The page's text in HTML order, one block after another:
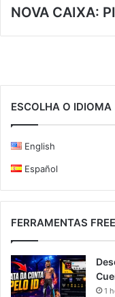
NOVA CAIXA:
ESCOLHA O IDIOMA
English
Español
FERRAMENTAS
1